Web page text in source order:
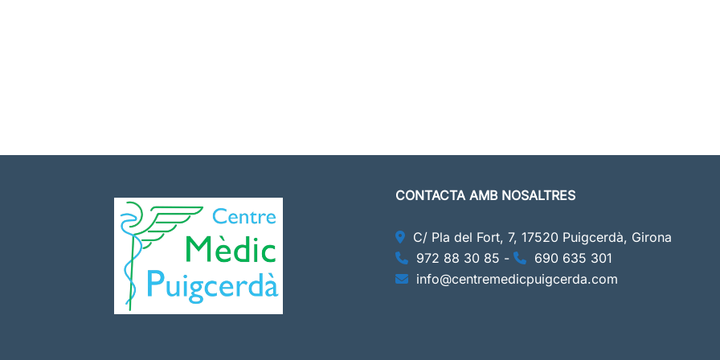
CONTACTA AMB NOSALTRES
C/ Pla del Fort, 7, 17520 Puigcerdà, Girona
972 88 30 85 -
690 635 301
info@centremedicpuigcerda.com